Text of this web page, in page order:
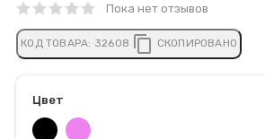
Пока нет отзывов
КОД ТОВАРА: 32608 content_copy СКОПИРОВАНО
Цвет